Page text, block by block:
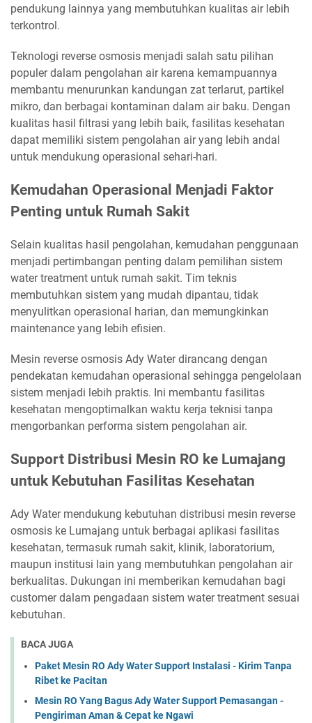
pendukung lainnya yang membutuhkan kualitas air lebih
terkontrol.
Teknologi reverse osmosis menjadi salah satu pilihan
populer dalam pengolahan air karena kemampuannya
membantu menurunkan kandungan zat terlarut, partikel
mikro, dan berbagai kontaminan dalam air baku. Dengan
kualitas hasil filtrasi yang lebih baik, fasilitas kesehatan
dapat memiliki sistem pengolahan air yang lebih andal
untuk mendukung operasional sehari-hari.
Kemudahan Operasional Menjadi Faktor
Penting untuk Rumah Sakit
Selain kualitas hasil pengolahan, kemudahan penggunaan
menjadi pertimbangan penting dalam pemilihan sistem
water treatment untuk rumah sakit. Tim teknis
membutuhkan sistem yang mudah dipantau, tidak
menyulitkan operasional harian, dan memungkinkan
maintenance yang lebih efisien.
Mesin reverse osmosis Ady Water dirancang dengan
pendekatan kemudahan operasional sehingga pengelolaan
sistem menjadi lebih praktis. Ini membantu fasilitas
kesehatan mengoptimalkan waktu kerja teknisi tanpa
mengorbankan performa sistem pengolahan air.
Support Distribusi Mesin RO ke Lumajang
untuk Kebutuhan Fasilitas Kesehatan
Ady Water mendukung kebutuhan distribusi mesin reverse
osmosis ke Lumajang untuk berbagai aplikasi fasilitas
kesehatan, termasuk rumah sakit, klinik, laboratorium,
maupun institusi lain yang membutuhkan pengolahan air
berkualitas. Dukungan ini memberikan kemudahan bagi
customer dalam pengadaan sistem water treatment sesuai
kebutuhan.
BACA JUGA
Paket Mesin RO Ady Water Support Instalasi - Kirim Tanpa
Ribet ke Pacitan
Mesin RO Yang Bagus Ady Water Support Pemasangan -
Pengiriman Aman & Cepat ke Ngawi